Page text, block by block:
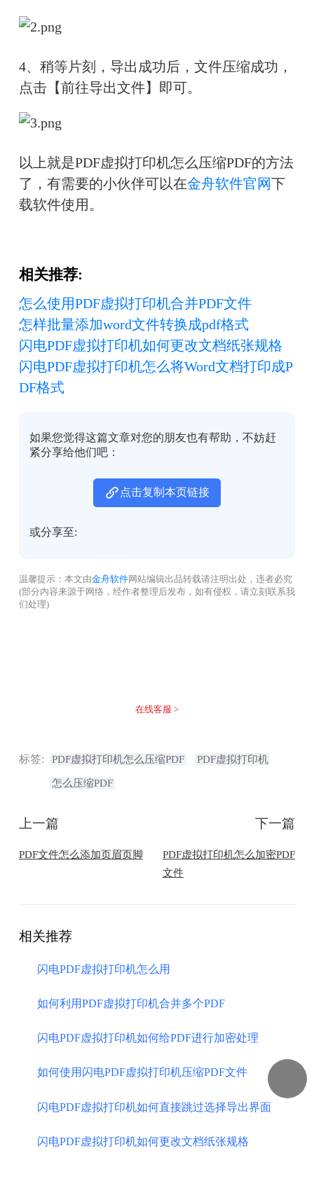
4、稍等片刻，导出成功后，文件压缩成功，
点击【前往导出文件】即可。
以上就是PDF虚拟打印机怎么压缩PDF的方法
了，有需要的小伙伴可以在金舟软件官网下
载软件使用。
相关推荐:
怎么使用PDF虚拟打印机合并PDF文件
怎样批量添加word文件转换成pdf格式
闪电PDF虚拟打印机如何更改文档纸张规格
闪电PDF虚拟打印机怎么将Word文档打印成P
DF格式
如果您觉得这篇文章对您的朋友也有帮助，不妨赶
紧分享给他们吧：
点击复制本页链接
或分享至:
温馨提示：本文由金舟软件网站编辑出品转载请注明出处，违者必究
(部分内容来源于网络，经作者整理后发布，如有侵权，请立刻联系我
们处理)
在线客服 >
标签: PDF虚拟打印机怎么压缩PDF PDF虚拟打印机
怎么压缩PDF
上一篇
PDF文件怎么添加页眉页脚
下一篇
PDF虚拟打印机怎么加密PDF
文件
相关推荐
闪电PDF虚拟打印机怎么用
如何利用PDF虚拟打印机合并多个PDF
闪电PDF虚拟打印机如何给PDF进行加密处理
如何使用闪电PDF虚拟打印机压缩PDF文件
闪电PDF虚拟打印机如何直接跳过选择导出界面
闪电PDF虚拟打印机如何更改文档纸张规格